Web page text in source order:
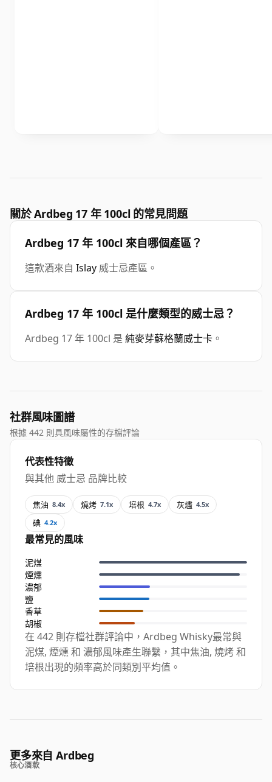
關於 Ardbeg 17 年 100cl 的常見問題
Ardbeg 17 年 100cl 來自哪個產區？
這款酒來自 Islay 威士忌產區。
Ardbeg 17 年 100cl 是什麼類型的威士忌？
Ardbeg 17 年 100cl 是 純麥芽蘇格蘭威士卡 。
社群風味圖譜
根據 442 則具風味屬性的存檔評論
代表性特徵
與其他 威士忌 品牌比較
焦油 8.4x 燒烤 7.1x 培根 4.7x 灰燼 4.5x
碘 4.2x
最常見的風味
泥煤
煙燻
濃郁
鹽
香草
胡椒
在 442 則存檔社群評論中，Ardbeg Whisky最常與
泥煤, 煙燻 和 濃郁風味產生聯繫，其中焦油, 燒烤 和
培根出現的頻率高於同類別平均值。
更多來自 Ardbeg
核心酒款